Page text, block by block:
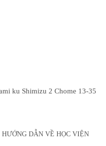
ku Shimizu 2 Chome 13-35
HƯỚNG DẪN VỀ HỌC VIỆN